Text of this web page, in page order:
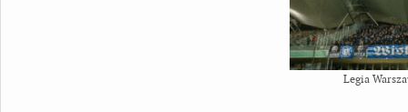
Legia